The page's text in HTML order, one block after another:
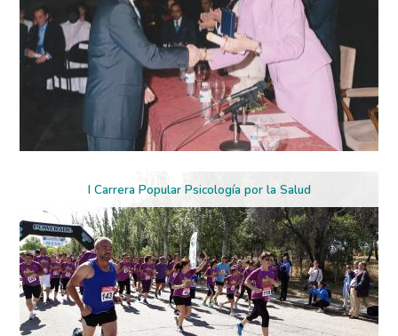
I Carrera Popular Psicología por la Salud